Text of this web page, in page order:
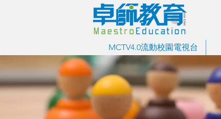
MCTV4.0流動校園電視台